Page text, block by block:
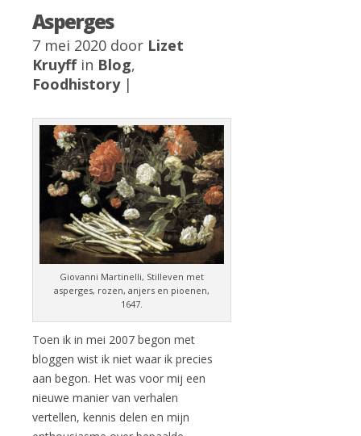
Asperges
7 mei 2020 door Lizet
Kruyffin Blog,
Foodhistory|
Giovanni Martinelli, Stilleven met
asperges, rozen, anjers en pioenen,
1647.
Toen ik in mei 2007 begon met
bloggen wist ik niet waar ik precies
aan begon. Het was voor mij een
nieuwe manier van verhalen
vertellen, kennis delen en mijn